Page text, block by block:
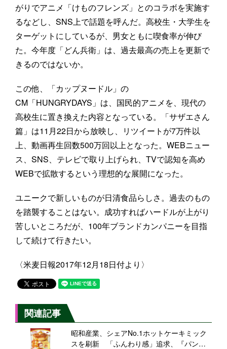
がりでアニメ「けものフレンズ」とのコラボを実施す
るなどし、SNS上で話題を呼んだ。高校生・大学生を
ターゲットにしているが、男女ともに喫食率が伸び
た。今年度「どん兵衛」は、過去最高の売上を更新で
きるのではないか。
この他、「カップヌードル」の
CM「HUNGRYDAYS」は、国民的アニメを、現代の
高校生に置き換えた内容となっている。「サザエさん
篇」は11月22日から放映し、リツイートが7万件以
上、動画再生回数500万回以上となった。WEBニュー
ス、SNS、テレビで取り上げられ、TVで認知を高め
WEBで拡散するという理想的な展開になった。
ユニークで新しいものが日清食品らしさ。過去のもの
を踏襲することはない。成功すればハードルが上がり
苦しいところだが、100年ブランドカンパニーを目指
して続けて行きたい。
〈米麦日報2017年12月18日付より〉
関連記事
昭和産業、シェアNo.1ホットケーキミック
スを刷新 「ふんわり感」追求、『パンど